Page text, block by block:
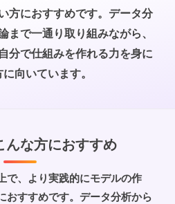
方におすすめです。データ分
まで一通り取り組みながら、
分で仕組みを作れる力を身に
向いています。
んな方におすすめ
で、より実践的にモデルの作
おすすめです。データ分析から